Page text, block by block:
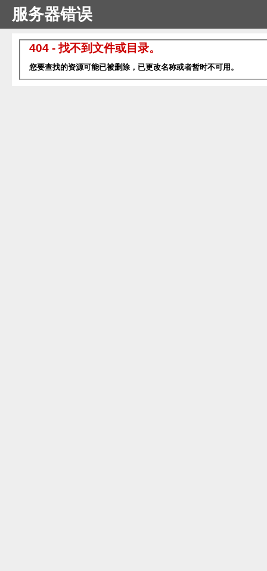
服务器错误
404 - 找不到文件或目录。
您要查找的资源可能已被删除，已更改名称或者暂时不可用。